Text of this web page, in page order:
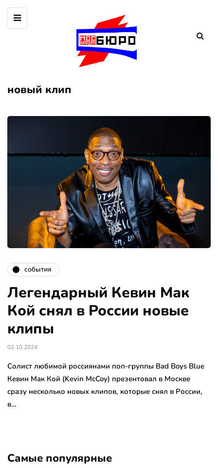
новый клип
события
Легендарный Кевин Мак
Кой снял в России новые
клипы
02.10.2024
Солист любимой россиянами поп-группы Bad Boys Blue
Кевин Мак Кой (Kevin McCoy) презентовал в Москве
сразу несколько новых клипов, которые снял в России,
в…
Самые популярные